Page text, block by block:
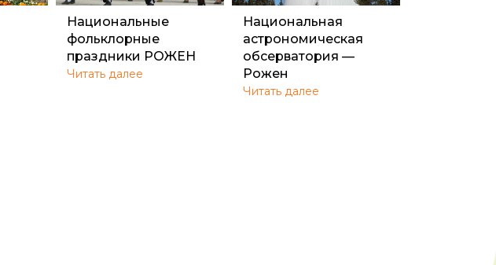
Национальные
фольклорные
праздники РОЖЕН
Читать далее
Национальная
астрономическая
обсерватория —
Рожен
Читать далее